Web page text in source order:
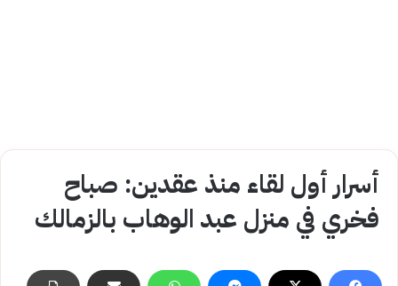
أسرار أول لقاء منذ عقدين: صباح
فخري في منزل عبد الوهاب بالزمالك